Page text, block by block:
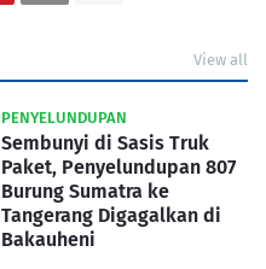
View all
PENYELUNDUPAN
Sembunyi di Sasis Truk
Paket, Penyelundupan 807
Burung Sumatra ke
Tangerang Digagalkan di
Bakauheni